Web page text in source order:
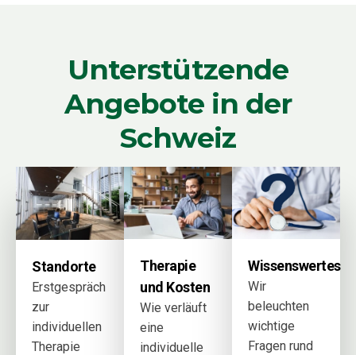
Unterstützende
Angebote in der
Schweiz
Standorte
Erstgespräch
zur
individuellen
Therapie
Therapie
und Kosten
Wie verläuft
eine
individuelle
Wissenswertes
Wir
beleuchten
wichtige
Fragen rund